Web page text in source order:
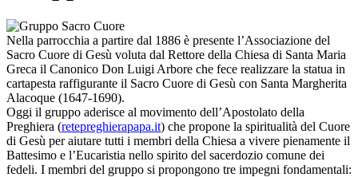
Nella parrocchia a partire dal 1886 è presente l’Associazione del
Sacro Cuore di Gesù voluta dal Rettore della Chiesa di Santa Maria
Greca il Canonico Don Luigi Arbore che fece realizzare la statua in
cartapesta raffigurante il Sacro Cuore di Gesù con Santa Margherita
Alacoque (1647-1690).
Oggi il gruppo aderisce al movimento dell’Apostolato della
Preghiera (retepreghierapapa.it) che propone la spiritualità del Cuore
di Gesù per aiutare tutti i membri della Chiesa a vivere pienamente il
Battesimo e l’Eucaristia nello spirito del sacerdozio comune dei
fedeli. I membri del gruppo si propongono tre impegni fondamentali: